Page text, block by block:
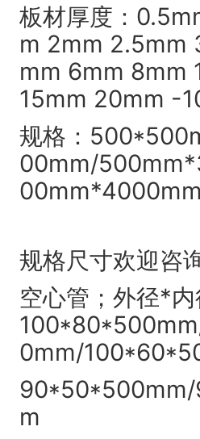
板材厚度：
m 2mm 2.5mm
mm 6mm 8mm
15mm 20mm -
规格：
00mm/
00mm*4000mm
规格尺寸欢迎咨
空心管；外径*
0mm/
m